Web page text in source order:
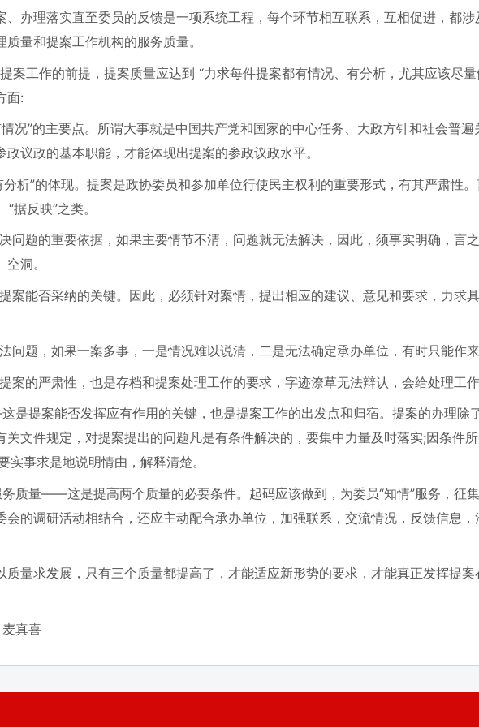
理落实直至委员的反馈是一项系统工程，每个环节相互联系，互相促进，都涉
量和提案工作机构的服务质量。
作的前提，提案质量应达到 “力求每件提案都有情况、有分析，尤其应该尽量
面:
”的主要点。所谓大事就是中国共产党和国家的中心任务、大政方针和社会普
议政的基本职能，才能体现出提案的参政议政水平。
”的体现。提案是政协委员和参加单位行使民主权利的重要形式，有其严肃性
据反映”之类。
题的重要依据，如果主要情节不清，问题就无法解决，因此，须事实明确，言
洞。
能否采纳的关键。因此，必须针对案情，提出相应的建议、意见和要求，力求
题，如果一案多事，一是情况难以说清，二是无法确定承办单位，有时只能作
的严肃性，也是存档和提案处理工作的要求，字迹潦草无法辩认，会给处理工
案能否发挥应有作用的关键，也是提案工作的出发点和归宿。提案的办理除
关文件规定，对提案提出的问题凡是有条件解决的，要集中力量及时落实;因条件
实事求是地说明情由，解释清楚。
量——这是提高两个质量的必要条件。起码应该做到，为委员“知情”服务，征
会的调研活动相结合，还应主动配合承办单位，加强联系，交流情况，反馈信息
求发展，只有三个质量都提高了，才能适应新形势的要求，才能真正发挥提案
真喜